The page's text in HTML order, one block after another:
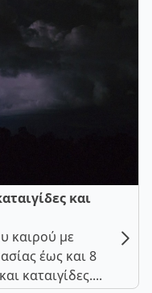
και
καιρού με
έως και 8
καταιγίδες....